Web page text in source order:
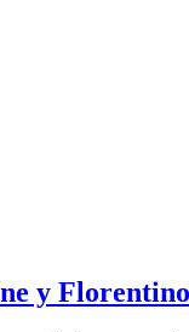
y Florentino